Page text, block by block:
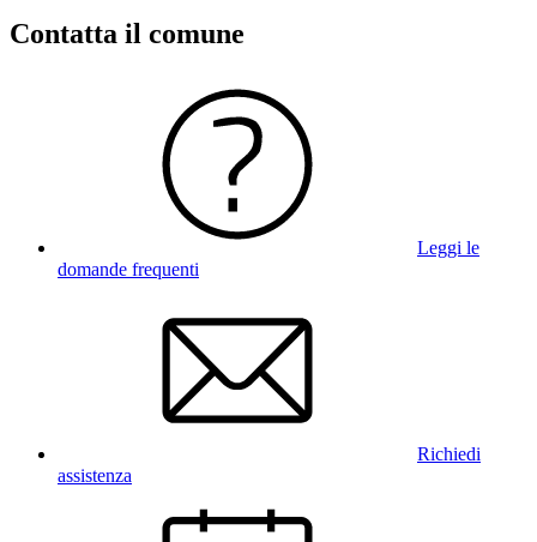
Contatta il comune
Leggi le
domande frequenti
Richiedi
assistenza